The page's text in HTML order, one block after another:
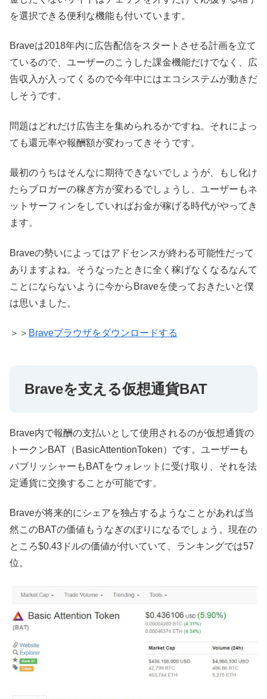
を選択できる便利な機能も付いています。
Braveは2018年内に広告配信をスタートさせる計画を立て
ているので、ユーザーのこうした課金機能だけでなく、広
告収入が入ってくるので今年中にはエコシステムが動きだ
しそうです。
問題はどれだけ広告主を集められるかですね。それによっ
ても還元率や報酬額が変わってきそうです。
最初のうちはそんなに期待できないでしょうが、もし化け
たらブロガーの稼ぎ方が変わるでしょうし、ユーザーもネ
ットサーフィンをしていればお金が稼げる時代がやってき
ます。
Braveの勢いによってはアドセンスが終わる可能性だって
ありますよね。そうなったときに全く稼げなくなるなんて
ことにならないように今からBraveを使っておきたいと僕
は思いました。
＞＞ Braveブラウザをダウンロードする
Braveを支える仮想通貨BAT
Brave内で報酬の支払いとして使用されるのが仮想通貨の
トークンBAT（BasicAttentionToken）です。ユーザーも
パブリッシャーもBATをウォレットに受け取り、それを法
定通貨に交換することが可能です。
Braveが将来的にシェアを独占するようなことがあれば当
然このBATの価値もうなぎのぼりになるでしょう。現在の
ところ$0.43ドルの価値が付いていて、ランキングでは57
位。